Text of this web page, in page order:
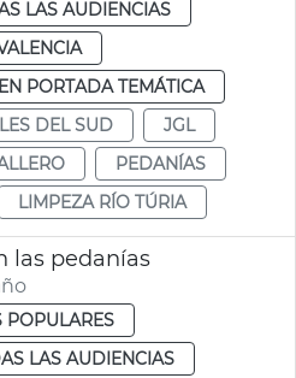
LAS AUDIENCIAS
EN PORTADA TEMÁTICA
DEL SUD
JGL
PEDANÍAS
LIMPEZA RÍO TÚRIA
las pedanías
POPULARES
LAS AUDIENCIAS